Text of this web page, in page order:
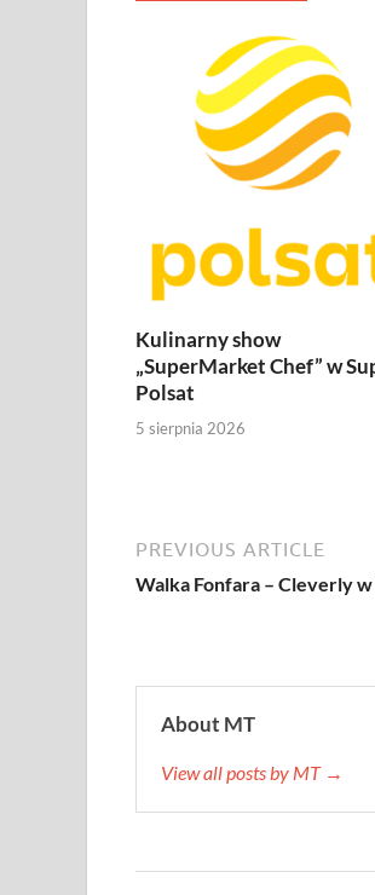
Kulinarny show
„SuperMarket Chef” w
Polsat
5 sierpnia 2026
PREVIOUS ARTICLE
Walka Fonfara – Cleverly
About MT
View all posts by MT →